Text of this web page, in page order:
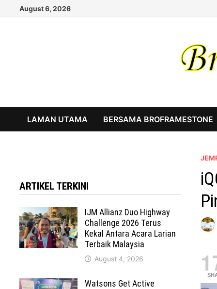
August 6, 2026
LAMAN UTAMA BERSAMA BROFRAMESTONE
ARTIKEL TERKINI
IJM Allianz Duo Highway
Challenge 2026 Terus
Kekal Antara Acara Larian
Terbaik Malaysia
August 4, 2026
Watsons Get Active